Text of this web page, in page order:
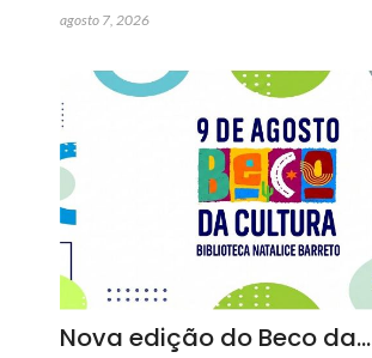
agosto 7, 2026
Nova edição do Beco da…